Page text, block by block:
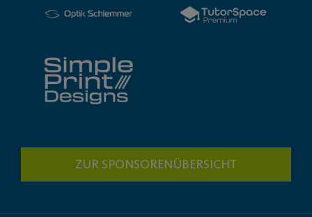
ZUR SPONSORENÜBERSICHT